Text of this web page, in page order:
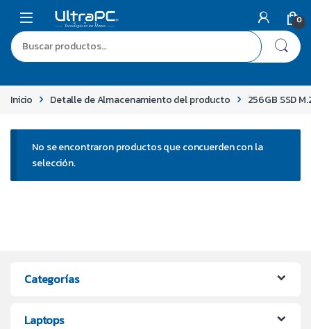
0
Inicio Detalle de Almacenamiento del producto 256GB SSD
No se encontraron productos que concuerden con la
selección.
Categorías
Laptops